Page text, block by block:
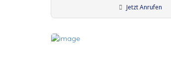
Zauber:innen
Memmingen
Jetzt Anrufen